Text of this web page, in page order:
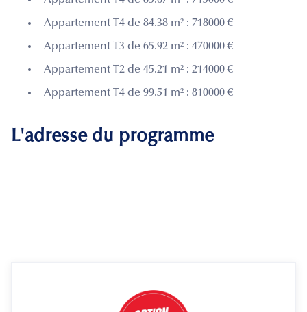
Appartement T4 de 84.38 m² : 718000 €
Appartement T3 de 65.92 m² : 470000 €
Appartement T2 de 45.21 m² : 214000 €
Appartement T4 de 99.51 m² : 810000 €
L'adresse du programme